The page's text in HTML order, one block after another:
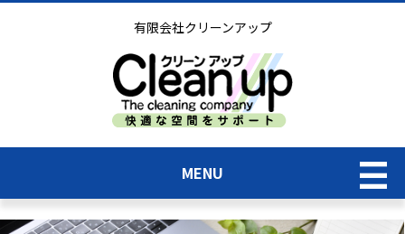
有限会社クリーンアップ
MENU